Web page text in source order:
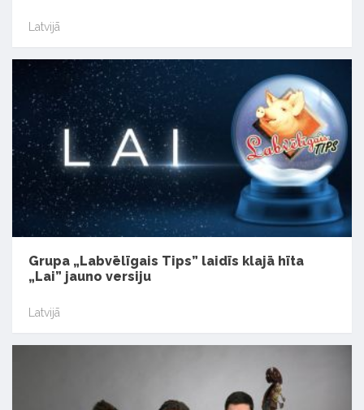
Latvijā
Grupa „Labvēlīgais Tips” laidīs klajā hīta
„Lai” jauno versiju
Latvijā